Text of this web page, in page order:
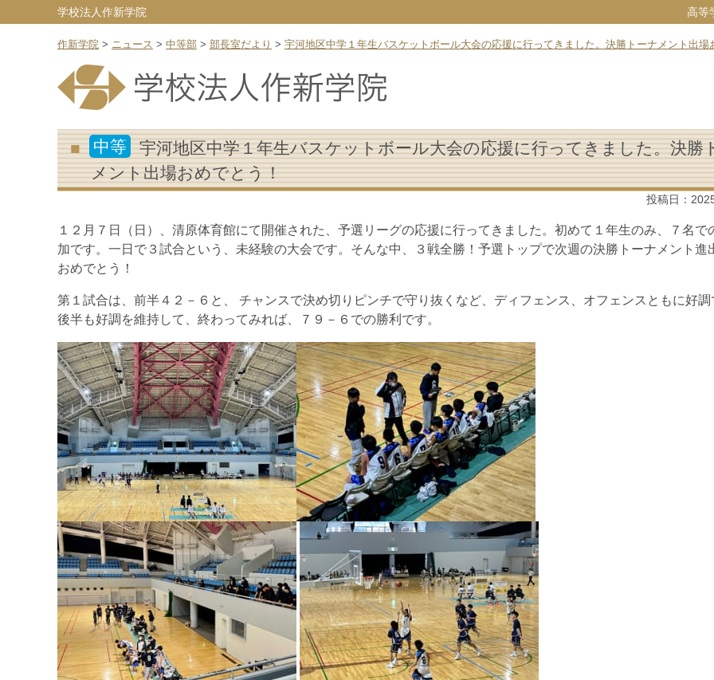
学校法人作新学院 高等
作新学院 > ニュース > 中等部 > 部長室だより > 宇河地区中学１年生バスケットボール大会の応援に行ってきました。決勝トーナメント出場
中等
宇河地区中学１年生バスケットボール大会の応援に行ってきました。決勝
メント出場おめでとう！
投稿日：
１２月７日（日）、清原体育館にて開催された、予選リーグの応援に行ってきました。初めて１年生のみ、７名で
加です。一日で３試合という、未経験の大会です。そんな中、３戦全勝！予選トップで次週の決勝トーナメント進
おめでとう！
第１試合は、前半４２－６と、 チャンスで決め切りピンチで守り抜くなど、ディフェンス、オフェンスともに好調
後半も好調を維持して、終わってみれば、７９－６での勝利です。